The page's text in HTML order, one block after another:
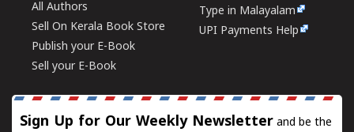
All Authors
Sell On Kerala Book Store
Publish your E-Book
Sell your E-Book
Type in Malayalam
UPI Payments Help
Sign Up for Our Weekly Newsletter and be the